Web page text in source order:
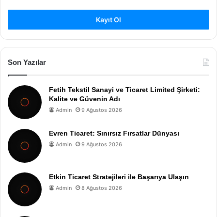
Kayıt Ol
Son Yazılar
Fetih Tekstil Sanayi ve Ticaret Limited Şirketi:
Kalite ve Güvenin Adı
Admin 9 Ağustos 2026
Evren Ticaret: Sınırsız Fırsatlar Dünyası
Admin 9 Ağustos 2026
Etkin Ticaret Stratejileri ile Başarıya Ulaşın
Admin 8 Ağustos 2026